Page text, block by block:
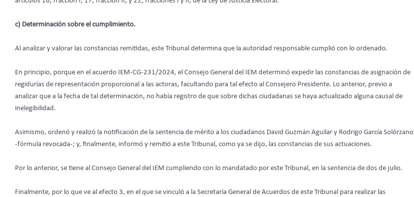
c) Determinación sobre el cumplimiento.
Al analizar y valorar las constancias remitidas, este Tribunal determina que la autoridad responsable cumplió con lo ordenado.
En principio, porque en el acuerdo IEM-CG-231/2024, el Consejo General del IEM determinó expedir las constancias de asignación de
regidurías de representación proporcional a las actoras, facultando para tal efecto al Consejero Presidente. Lo anterior, previo a
analizar que a la fecha de tal determinación, no había registro de que sobre dichas ciudadanas se haya actualizado alguna causal de
inelegibilidad.
Asimismo, ordenó y realizó la notificación de la sentencia de mérito a los ciudadanos David Guzmán Aguilar y Rodrigo García Solórzano
-fórmula revocada-; y, finalmente, informó y remitió a este Tribunal, como ya se dijo, las constancias de sus actuaciones.
Por lo anterior, se tiene al Consejo General del IEM cumpliendo con lo mandatado por este Tribunal, en la sentencia de dos de julio.
Finalmente, por lo que ve al efecto 3, en el que se vinculó a la Secretaría General de Acuerdos de este Tribunal para realizar las